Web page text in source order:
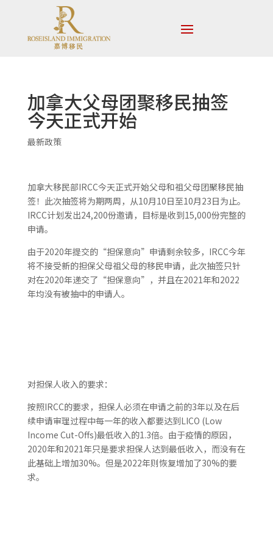
加拿大父母团聚移民抽签
今天正式开始
最新政策
加拿大移民部IRCC今天正式开始父母和祖父母团聚移民抽
签！此次抽签将为期两周，从10月10日至10月23日为止。
IRCC计划发出24,200份邀请，目标是收到15,000份完整的
申请。
由于2020年提交的“担保意向”申请剩余较多，IRCC今年
将不接受新的担保父母祖父母的移民申请，此次抽签只针
对在2020年递交了“担保意向”，并且在2021年和2022
年均没有被抽中的申请人。
对担保人收入的要求：
按照IRCC的要求，担保人必须在申请之前的3年以及在后
续申请审理过程中每一年的收入都要达到LICO (Low
Income Cut-Offs)最低收入的1.3倍。由于疫情的原因，
2020年和2021年只是要求担保人达到最低收入，而没有在
此基础上增加30%。但是2022年则恢复增加了30%的要
求。